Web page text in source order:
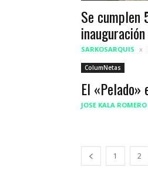
Se cumplen
SARKOSARQUIS
ColumNetas
El
JOSE KALA ROMERO
1 2